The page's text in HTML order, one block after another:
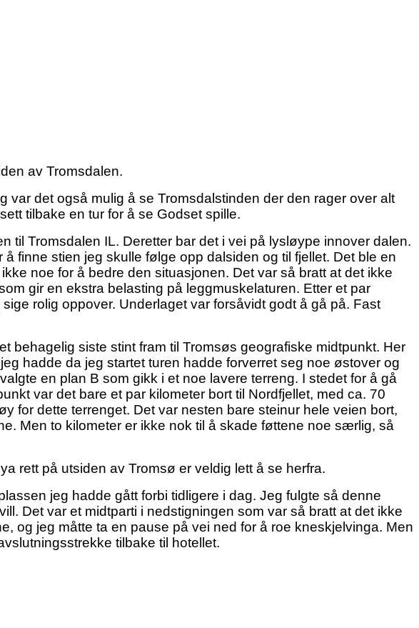
av Tromsdalen.
det også mulig å se Tromsdalstinden der den rager over alt
tilbake en tur for å se Godset spille.
til Tromsdalen IL. Deretter bar det i vei på lysløype innover dalen.
finne stien jeg skulle følge opp dalsiden og til fjellet. Det ble en
noe for å bedre den situasjonen. Det var så bratt at det ikke
gir en ekstra belasting på leggmuskelaturen. Etter et par
rolig oppover. Underlaget var forsåvidt godt å gå på. Fast
behagelig siste stint fram til Tromsøs geografiske midtpunkt. Her
hadde da jeg startet turen hadde forverret seg noe østover og
en plan B som gikk i et noe lavere terreng. I stedet for å gå
var det bare et par kilometer bort til Nordfjellet, med ca. 70
for dette terrenget. Det var nesten bare steinur hele veien bort,
Men to kilometer er ikke nok til å skade føttene noe særlig, så
rett på utsiden av Tromsø er veldig lett å se herfra.
jeg hadde gått forbi tidligere i dag. Jeg fulgte så denne
Det var et midtparti i nedstigningen som var så bratt at det ikke
og jeg måtte ta en pause på vei ned for å roe kneskjelvinga. Men
tilbake til hotellet.